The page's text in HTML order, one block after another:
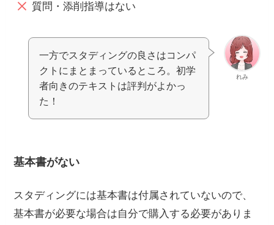
質問・添削指導はない
れみ
一方でスタディングの良さはコンパ
クトにまとまっているところ。初学
者向きのテキストは評判がよかっ
た！
基本書がない
スタディングには基本書は付属されていないので、
基本書が必要な場合は自分で購入する必要がありま